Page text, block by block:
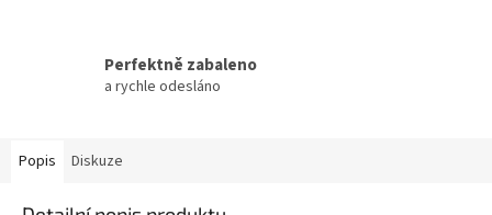
Perfektně zabaleno
a rychle odesláno
Popis Diskuze